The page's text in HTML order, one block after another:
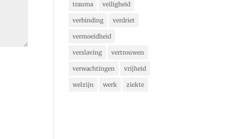
trauma veiligheid
verbinding verdriet
vermoeidheid
verslaving vertrouwen
verwachtingen vrijheid
welzijn werk ziekte